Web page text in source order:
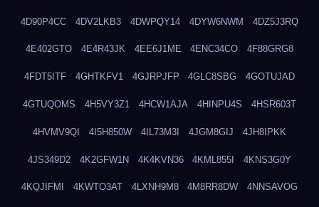
4D90P4CC 4DV2LKB3 4DWPQY14 4DYW6NWM 4DZ5J3RQ
4E402GTO 4E4R43JK 4EE6J1ME 4ENC34CO 4F88GRG8
4FDT5ITF 4GHTKFV1 4GJRPJFP 4GLC8SBG 4GOTUJAD
4GTUQOMS 4H5VY3Z1 4HCW1AJA 4HINPU4S 4HSR603T
4HVMV9QI 4I5H850W 4IL73M3I 4JGM8GIJ 4JH8IPKK
4JS349D2 4K2GFW1N 4K4KVN36 4KML855I 4KNS3G0Y
4KQJIFMI 4KWTO3AT 4LXNH9M8 4M8RR8DW 4NNSAVOG